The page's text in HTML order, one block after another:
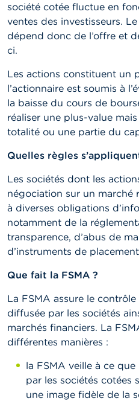
L
a
F
S
M
A
c
t
u
a
l
i
é
s
e
t
M
i
s
e
s
e
g
a
r
d
e
société cotée fluctue en
ventes des investisseurs.
dépend donc de l’offre et
ci.
Les actions constituent un
l’actionnaire est soumis à
la baisse du cours de
réaliser une plus-value
totalité ou une partie du
Quelles règles
Les sociétés dont les
négociation sur un marché
à diverses obligations
notamment de la
transparence, d’abus de
d’instruments de
Que fait la FSMA ?
La FSMA assure le
diffusée par les sociétés
marchés financiers. La
différentes manières :
la FSMA veille à ce
par les sociétés cotées
une image fidèle de la